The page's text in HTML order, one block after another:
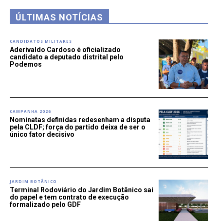
ÚLTIMAS NOTÍCIAS
CANDIDATOS MILITARES
Aderivaldo Cardoso é oficializado
candidato a deputado distrital pelo
Podemos
CAMPANHA 2026
Nominatas definidas redesenham a disputa
pela CLDF; força do partido deixa de ser o
único fator decisivo
JARDIM BOTÂNICO
Terminal Rodoviário do Jardim Botânico sai
do papel e tem contrato de execução
formalizado pelo GDF